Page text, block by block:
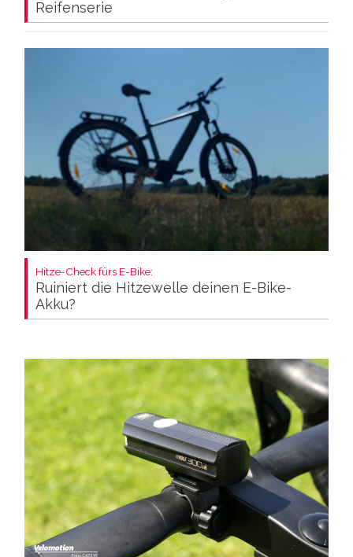
Reifenserie
Hitze-Check fürs E-Bike:
Ruiniert die Hitzewelle deinen E-Bike-
Akku?